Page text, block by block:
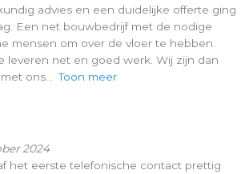
advies en een duidelijke offerte ging
Een net bouwbedrijf met de nodige
mensen om over de vloer te hebben.
leveren net en goed werk. Wij zijn dan
ons
Toon meer
2024
het eerste telefonische contact prettig